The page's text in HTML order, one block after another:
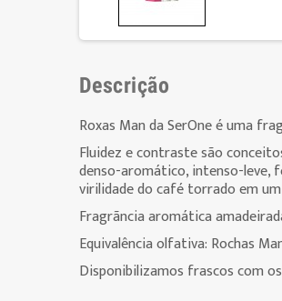
Descrição
Roxas Man da SerOne é uma
Fluidez e contraste são
denso-aromático, intenso-leve,
virilidade do café torrado em
Fragrãncia aromática
Equivalência olfativa: Rochas
Disponibilizamos frascos com